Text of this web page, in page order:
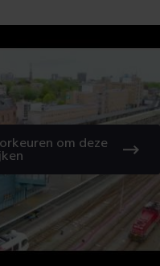
om deze